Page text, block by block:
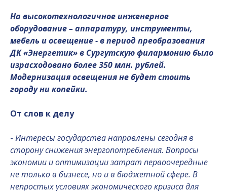
На высокотехнологичное инженерное
оборудование – аппаратуру, инструменты,
мебель и освещение - в период преобразования
ДК «Энергетик» в Сургутскую филармонию было
израсходовано более 350 млн. рублей.
Модернизация освещения не будет стоить
городу ни копейки.
От слов к делу
- Интересы государства направлены сегодня в
сторону снижения энергопотребления. Вопросы
экономии и оптимизации затрат первоочередные
не только в бизнесе, но и в бюджетной сфере. В
непростых условиях экономического кризиса для